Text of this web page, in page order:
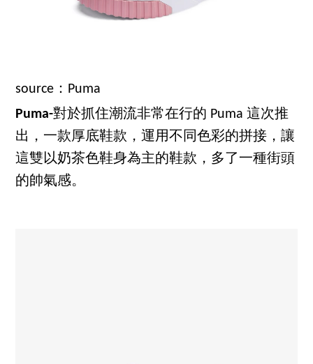
source：Puma
Puma-對於抓住潮流非常在行的 Puma 這次推
出，一款厚底鞋款，運用不同色彩的拼接，讓
這雙以奶茶色鞋身為主的鞋款，多了一種街頭
的帥氣感。